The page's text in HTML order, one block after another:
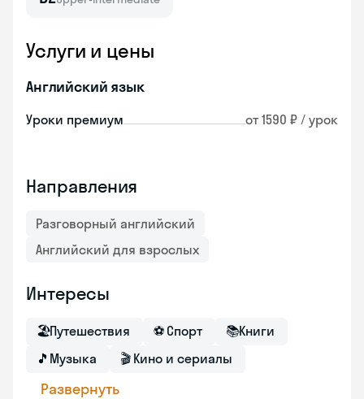
Услуги и цены
Английский язык
Уроки премиум от 1590 ₽ / урок
Направления
Разговорный английский
Английский для взрослых
Интересы
🏖Путешествия ⚽ Спорт 📚Книги
🎵 Музыка 🎬 Кино и сериалы
Развернуть